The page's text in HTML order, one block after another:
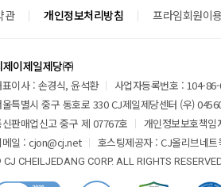
관 개인정보처리방침 프라임회원이
제이제일제당㈜
표이사 : 손경식, 윤석환
사업자등록번호 : 104-
울특별시 중구 동호로 330 CJ제일제당센터 (우)
판매업신고 중구 제 07767호
개인정보보호책임
메일 : cjon@cj.net
호스팅제공자 : CJ올리브네트
CHEILJEDANG CORP. ALL RIGHTS